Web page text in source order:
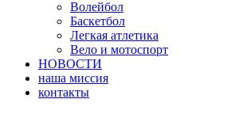
Волейбол
Баскетбол
Легкая атлетика
Вело и мотоспорт
НОВОСТИ
наша миссия
контакты